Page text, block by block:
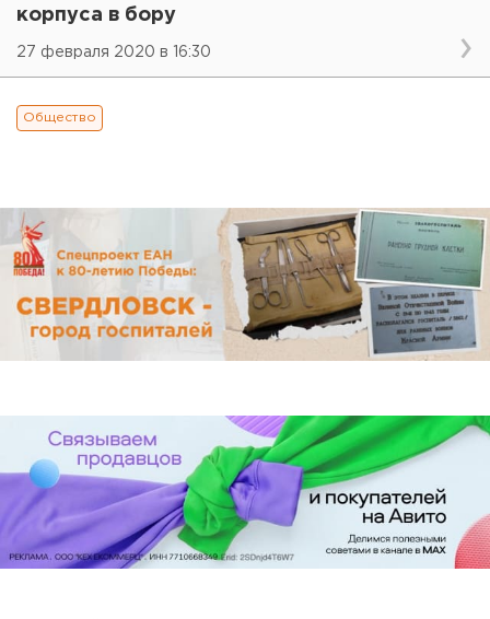
корпуса в бору
27 февраля 2020 в 16:30
Общество